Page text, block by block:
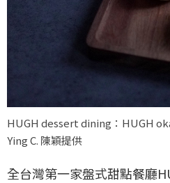
HUGH dessert dining：HUGH
Ying C. 陳穎提供
全台灣第一家盤式甜點餐廳